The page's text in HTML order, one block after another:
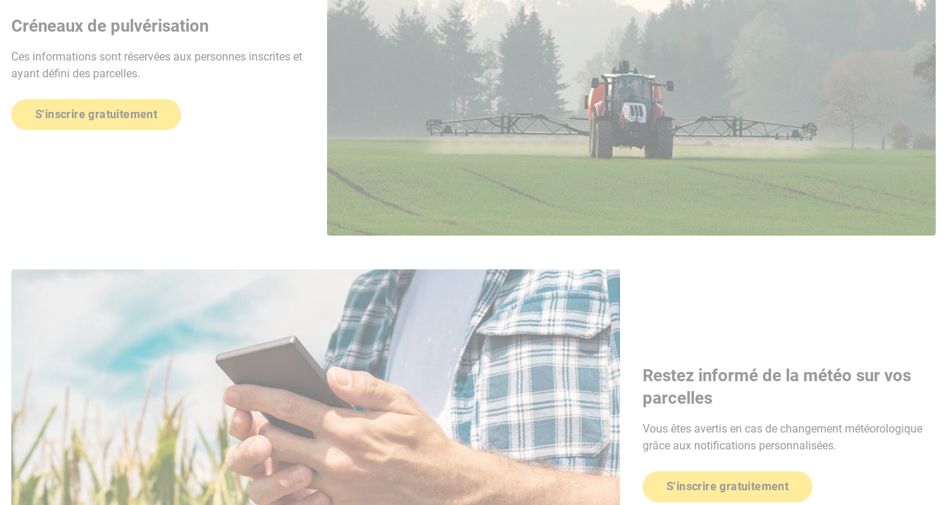
Créneaux de pulvérisation
Ces informations sont réservées aux personnes inscrites et
ayant défini des parcelles.
S'inscrire gratuitement
Restez informé de la météo sur vos
parcelles
Vous êtes avertis en cas de changement météorologique
grâce aux notifications personnalisées.
S'inscrire gratuitement